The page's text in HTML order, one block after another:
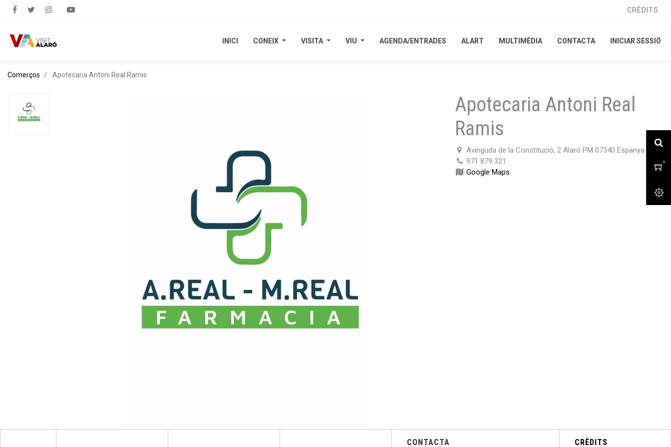
CRÈDITS
0
INICI CONEIX VISITA VIU AGENDA/ENTRADES ALART MULTIMÈDIA CONTACTA INICIAR SESSIÓ
CRÈDITS
0
INICI CONEIX VISITA VIU AGENDA/ENTRADES ALART MULTIMÈDIA CONTACTA INICIAR SESSIÓ
Comerços Apotecaria Antoni Real Ramis
Apotecaria Antoni Real
Ramis
Avinguda de la Constitució, 2 Alaró PM 07340 Espanya
971 879 321
Google Maps
CONTACTA CRÈDITS